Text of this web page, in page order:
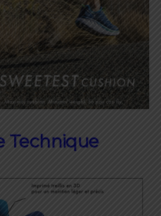
Technique